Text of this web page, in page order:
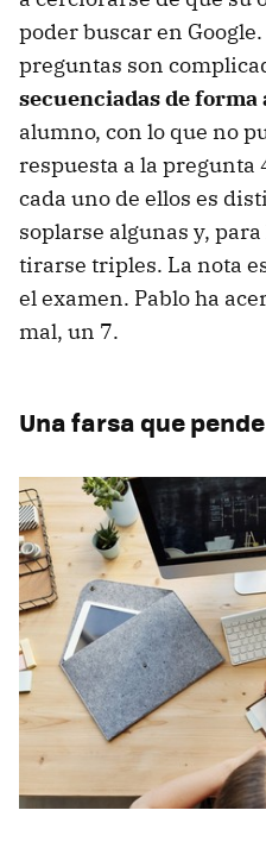
poder buscar en
preguntas son
secuenciadas de
alumno, con lo que no
respuesta a la pregunta
cada uno de ellos es
soplarse algunas y,
tirarse triples. La nota
el examen. Pablo ha
mal, un 7.
Una farsa que